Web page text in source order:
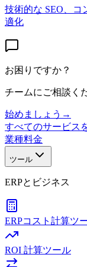
技術的な SEO、コ
適化
お困りですか？
チームにご相談く
始めましょう →
すべてのサービス
業種料金
ツール
ERPとビジネス
ERPコスト計算ツ
ROI 計算ツール